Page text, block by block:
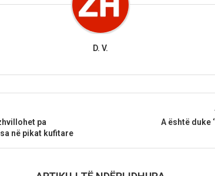
D. V.
pa
në pikat kufitare
A është duke